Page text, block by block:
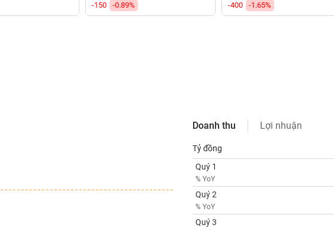
-150
-0.89%
-400
-1.65%
Doanh thu Lợi nhuận
Tỷ đồng
Quý 1
% YoY
Quý 2
% YoY
Quý 3